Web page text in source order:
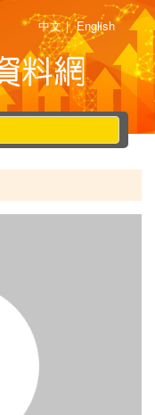
中文 | English